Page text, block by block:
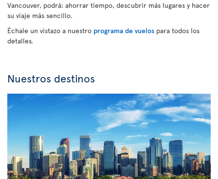
Vancouver, podrá: ahorrar tiempo, descubrir más lugares y hacer
su viaje más sencillo.
Échale un vistazo a nuestro programa de vuelos para todos los
detalles.
Nuestros destinos